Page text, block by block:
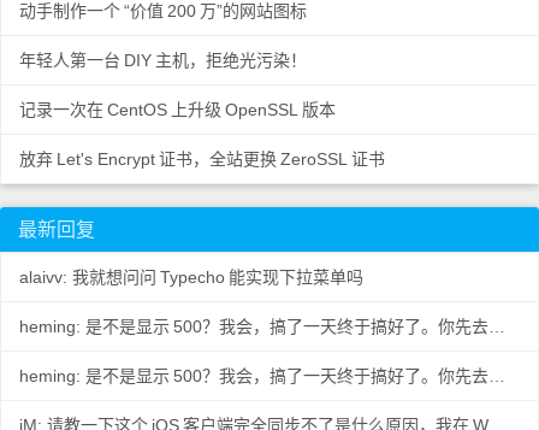
动手制作一个“价值 200万”的网站图标
年轻人第一台 DIY 主机，拒绝光污染！
记录一次在CentOS 上升级 OpenSSL 版本
放弃 Let's Encrypt证书，全站更换ZeroSSL 证书
最新回复
alaivv: 我就想问问 Typecho 能实现下拉菜单吗
heming: 是不是显示500？我会，搞了一天终于搞好了。你先去数据
heming: 是不是显示500？我会，搞了一天终于搞好了。你先去数据
iM: 请教一下这个 iOS客户端完全同步不了是什么原因，我在W...